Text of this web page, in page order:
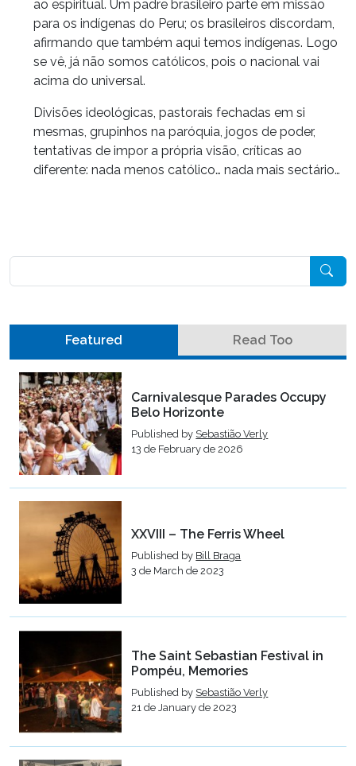
ao espiritual. Um padre brasileiro parte em missão
para os indígenas do Peru; os brasileiros discordam,
afirmando que também aqui temos indígenas. Logo
se vê, já não somos católicos, pois o nacional vai
acima do universal.
Divisões ideológicas, pastorais fechadas em si
mesmas, grupinhos na paróquia, jogos de poder,
tentativas de impor a própria visão, críticas ao
diferente: nada menos católico… nada mais sectário…
Featured Read Too
Carnivalesque Parades Occupy
Belo Horizonte
Published by Sebastião Verly
13 de February de 2026
XXVIII – The Ferris Wheel
Published by Bill Braga
3 de March de 2023
The Saint Sebastian Festival in
Pompéu, Memories
Published by Sebastião Verly
21 de January de 2023